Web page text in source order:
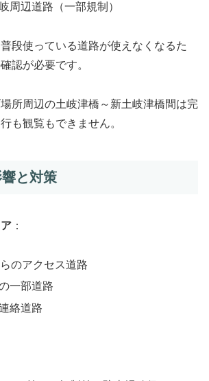
周辺道路（一部規制）
段使っている道路が使えなくなるた
認が必要です。
所周辺の土岐津橋～新土岐津橋間は完
も観覧もできません。
と対策
：
のアクセス道路
一部道路
絡道路